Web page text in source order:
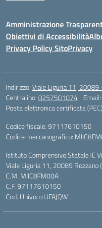
Amministrazione
Obiettivi di Accessibilità
Privacy Policy SitoPrivacy
Indirizzo:Viale Liguria 11, 20089
Centralino:0257501074 Email:
Posta elettronica certificata
Codice fiscale: 97117610150
Codice meccanografico:
Istituto Comprensivo Statale IC
Viale Liguria 11, 20089 Rozzano
C.M. MIIC8FM00A
C.F. 97117610150
Cod. Univoco UFAJQW